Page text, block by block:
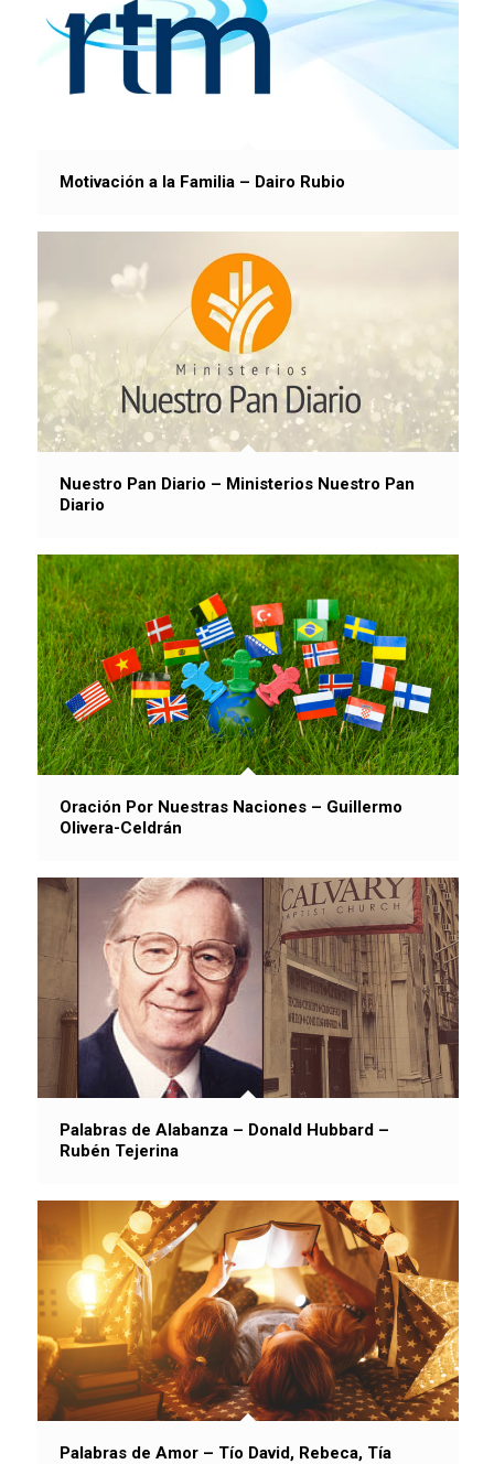
Motivación a la Familia – Dairo Rubio
Nuestro Pan Diario – Ministerios Nuestro Pan
Diario
Oración Por Nuestras Naciones – Guillermo
Olivera-Celdrán
Palabras de Alabanza – Donald Hubbard –
Rubén Tejerina
Palabras de Amor – Tío David, Rebeca, Tía